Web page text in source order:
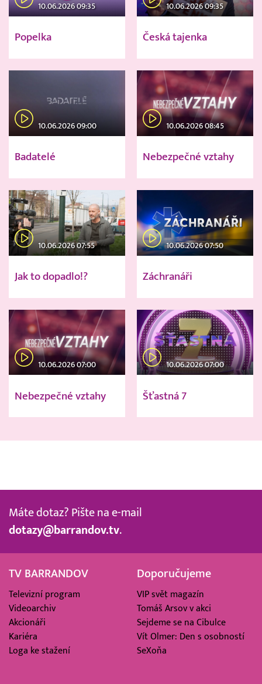
10.06.2026 09:35
Popelka
10.06.2026 09:35
Česká tajenka
10.06.2026 09:00
Badatelé
10.06.2026 08:45
Nebezpečné vztahy
10.06.2026 07:55
Jak to dopadlo!?
10.06.2026 07:50
Záchranáři
10.06.2026 07:00
Nebezpečné vztahy
10.06.2026 07:00
Šťastná 7
Máte dotaz? Pište na e-mail
dotazy@barrandov.tv.
TV BARRANDOV
Televizní program
Videoarchiv
Akcionáři
Kariéra
Loga ke stažení
Doporučujeme
VIP svět magazín
Tomáš Arsov v akci
Sejdeme se na Cibulce
Vít Olmer: Den s osobností
SeXoňa